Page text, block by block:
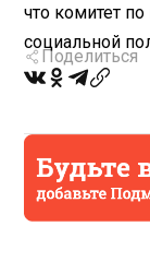
что комитет
социальной
Поделиться